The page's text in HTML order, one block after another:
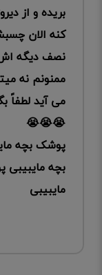
بریده و از
کنه الان
نصف دیگه اش
ممنونم نه
می آید لطفاً
😭😭😭
پوشک بچه
بچه
مایبیبی